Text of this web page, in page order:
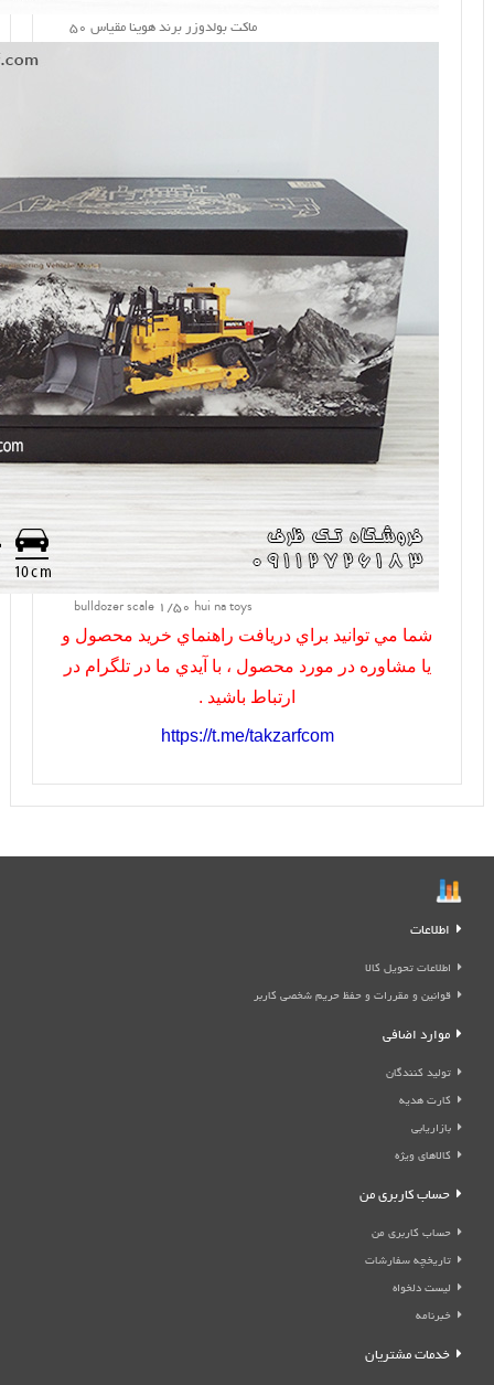
ماکت بولدوزر برند هوینا مقیاس 50
bulldozer scale 1/50 hui na toys
شما مي توانيد براي دريافت راهنماي خريد محصول و
يا مشاوره در مورد محصول ، با آيدي ما در تلگرام در
ارتباط باشيد .
https://t.me/takzarfcom
اطلاعات
اطلاعات تحویل کالا
قوانین و مقررات و حفظ حریم شخصی کاربر
موارد اضافی
تولید کنندگان
کارت هدیه
بازاریابی
کالاهای ویژه
حساب کاربری من
حساب کاربری من
تاریخچه سفارشات
لیست دلخواه
خبرنامه
خدمات مشتریان